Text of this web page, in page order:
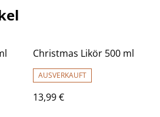
Christmas Likör 500 ml
AUSVERKAUFT
13,99 €